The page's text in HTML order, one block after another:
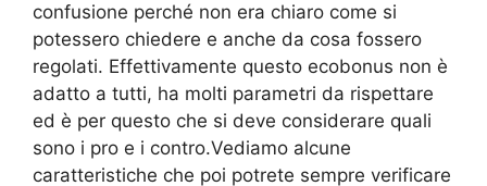
confusione perché non era chiaro come si
potessero chiedere e anche da cosa fossero
regolati. Effettivamente questo ecobonus non è
adatto a tutti, ha molti parametri da rispettare
ed è per questo che si deve considerare quali
sono i pro e i contro.Vediamo alcune
caratteristiche che poi potrete sempre verificare